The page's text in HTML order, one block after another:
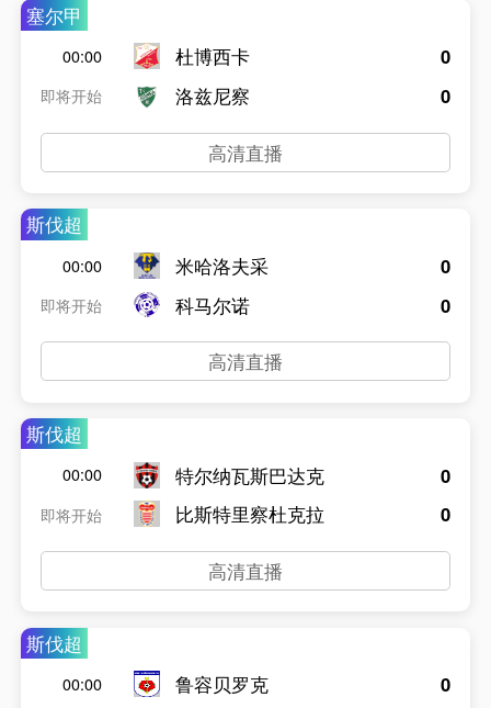
塞尔甲
00:00
即将开始
杜博西卡
洛兹尼察
0
0
高清直播
斯伐超
00:00
即将开始
米哈洛夫采
科马尔诺
0
0
高清直播
斯伐超
00:00
即将开始
特尔纳瓦斯巴达克
比斯特里察杜克拉
0
0
高清直播
斯伐超
00:00
鲁容贝罗克
0